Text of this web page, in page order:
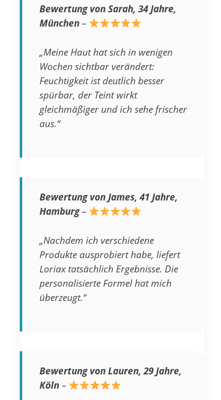
Bewertung von Sarah, 34 Jahre,
München –
„Meine Haut hat sich in wenigen
Wochen sichtbar verändert:
Feuchtigkeit ist deutlich besser
spürbar, der Teint wirkt
gleichmäßiger und ich sehe frischer
aus.“
Bewertung von James, 41 Jahre,
Hamburg–
„Nachdem ich verschiedene
Produkte ausprobiert habe, liefert
Loriax tatsächlich Ergebnisse. Die
personalisierte Formel hat mich
überzeugt.“
Bewertung von Lauren, 29 Jahre,
Köln –